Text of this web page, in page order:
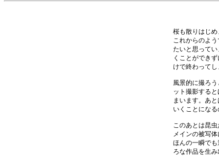
桜も散りはじ
これからのよ
たいと思って
くことができ
けで終
風景的に撮ろ
ット撮影する
まいます。あ
いくこ
このあとは昆
メインの被写
ほんの一瞬で
ろな作品を生